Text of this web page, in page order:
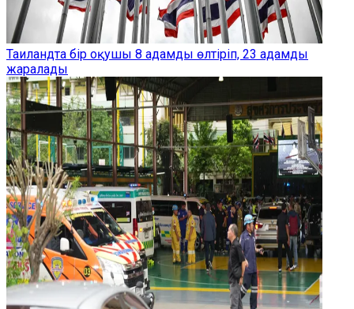
Таиландта бір оқушы 8 адамды өлтіріп, 23 адамды
жаралады